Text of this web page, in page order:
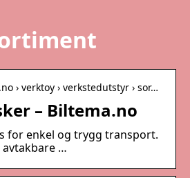
› verktoy › verkstedutstyr › sor…
– Biltema.no
for enkel og trygg transport.
avtakbare …